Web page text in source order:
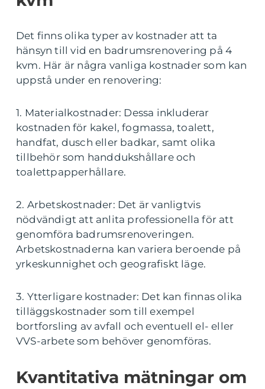
Det finns olika typer av kostnader att ta
hänsyn till vid en badrumsrenovering på 4
kvm. Här är några vanliga kostnader som kan
uppstå under en renovering:
1. Materialkostnader: Dessa inkluderar
kostnaden för kakel, fogmassa, toalett,
handfat, dusch eller badkar, samt olika
tillbehör som handdukshållare och
toalettpapperhållare.
2. Arbetskostnader: Det är vanligtvis
nödvändigt att anlita professionella för att
genomföra badrumsrenoveringen.
Arbetskostnaderna kan variera beroende på
yrkeskunnighet och geografiskt läge.
3. Ytterligare kostnader: Det kan finnas olika
tilläggskostnader som till exempel
bortforsling av avfall och eventuell el- eller
VVS-arbete som behöver genomföras.
Kvantitativa mätningar om